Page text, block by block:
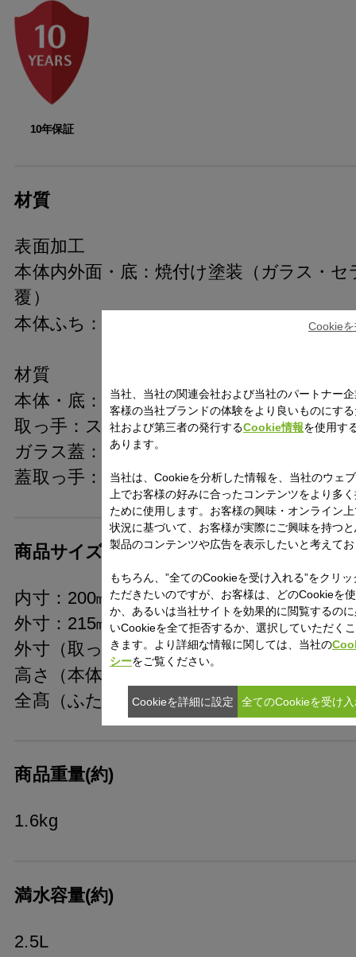
10年保証
材質
表面加工
本体内外面・底：焼付け塗装（ガラス・セ
覆）
本体ふち：ステンレス鋼
材質
本体・底：ステンレス鋼（クロム18%）
取っ手：ステンレス鋼
ガラス蓋：強化ガラス
蓋取っ手：ステンレス鋼
商品サイズ(約)
内寸：200㎜
外寸：215㎜
外寸（取っ手込）：285㎜
高さ（本体のみ）：85㎜
全髙（ふた込み）：130㎜
商品重量(約)
1.6kg
満水容量(約)
2.5L
当社、当社の関連会社および当社のパートナー
客様の当社ブランドの体験をより良いものにす
社および第三者の発行するCookie情報を使用す
あります。
当社は、Cookieを分析した情報を、当社のウェ
上でお客様の好みに合ったコンテンツをより多
ために使用します。お客様の興味・オンライン
状況に基づいて、お客様が実際にご興味を持つ
製品のコンテンツや広告を表示したいと考えて
もちろん、”全てのCookieを受け入れる”をクリ
ただきたいのですが、お客様は、どのCookieを
か、あるいは当社サイトを効果的に閲覧するの
いCookieを全て拒否するか、選択していただく
きます。より詳細な情報に関しては、当社の
シーをご覧ください。
Cookie
Cookieを詳細に設定 全てのCookieを受け